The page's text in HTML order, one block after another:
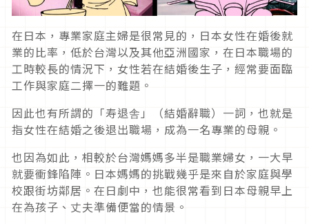
在日本，專業家庭主婦是很常見的，日本女性在婚後就
業的比率，低於台灣以及其他亞洲國家，在日本職場的
工時較長的情況下，女性若在結婚後生子，經常要面臨
工作與家庭二擇一的難題。
因此也有所謂的「寿退舎」（結婚辭職）一詞，也就是
指女性在結婚之後退出職場，成為一名專業的母親。
也因為如此，相較於台灣媽媽多半是職業婦女，一大早
就要衝鋒陷陣。日本媽媽的挑戰幾乎是來自於家庭與學
校跟街坊鄰居。在日劇中，也能很常看到日本母親早上
在為孩子、丈夫準備便當的情景。